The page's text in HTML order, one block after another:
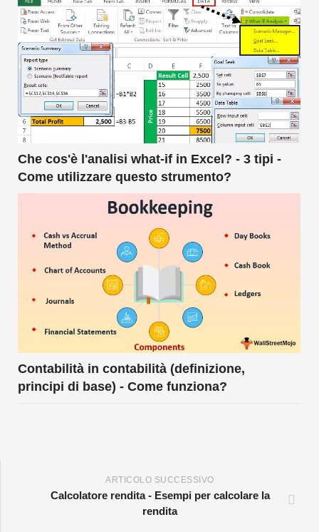
Che cos'è l'analisi what-if in Excel? - 3 tipi -
Come utilizzare questo strumento?
Contabilità in contabilità (definizione,
principi di base) - Come funziona?
ARTICOLO SUCCESSIVO
Calcolatore rendita - Esempi per calcolare la
rendita